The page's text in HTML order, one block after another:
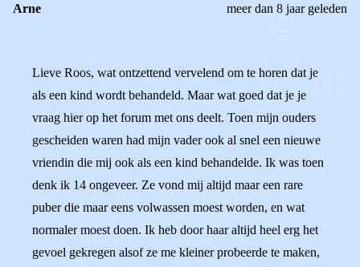
Arne meer dan 8 jaar geleden
Lieve Roos, wat ontzettend vervelend om te horen dat je
als een kind wordt behandeld. Maar wat goed dat je je
vraag hier op het forum met ons deelt. Toen mijn ouders
gescheiden waren had mijn vader ook al snel een nieuwe
vriendin die mij ook als een kind behandelde. Ik was toen
denk ik 14 ongeveer. Ze vond mij altijd maar een rare
puber die maar eens volwassen moest worden, en wat
normaler moest doen. Ik heb door haar altijd heel erg het
gevoel gekregen alsof ze me kleiner probeerde te maken,